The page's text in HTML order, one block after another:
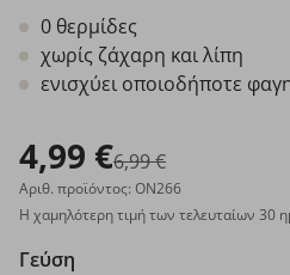
0 θερμίδες
χωρίς ζάχαρη και λίπη
ενισχύει οποιοδήποτε
4,99 €6,99 €
Αριθ. προϊόντος: ON266
Η χαμηλότερη τιμή των τελευταίων 30
Γεύση